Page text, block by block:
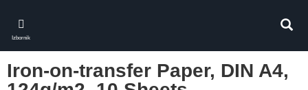
main
content
Izbornik
Iron-on-transfer Paper, DIN A4,